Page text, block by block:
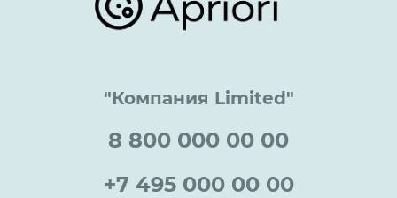
"Компания Limited"
8 800 000 00 00
+7 495 000 00 00
Оптовым клиентам
Вопрос-ответ
Презентации и каталоги
Достижения и награды
Специалисты